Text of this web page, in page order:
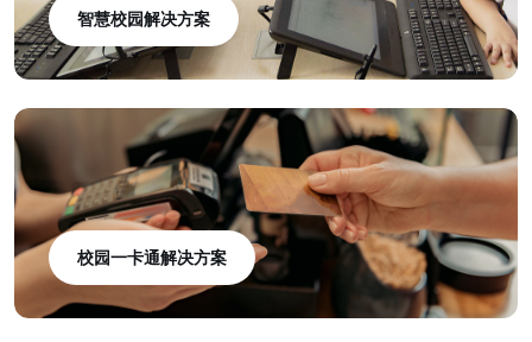
智慧校园解决方案
校园一卡通解决方案